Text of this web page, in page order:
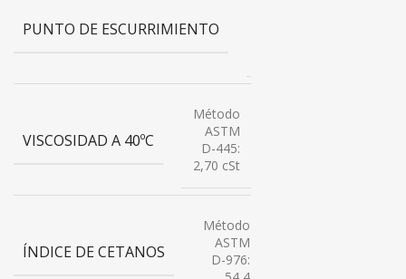
PUNTO DE ESCURRIMIENTO
VISCOSIDAD A 40ºC
Método
ASTM
D-445:
2,70 cSt
ÍNDICE DE CETANOS
Método
ASTM
D-976: